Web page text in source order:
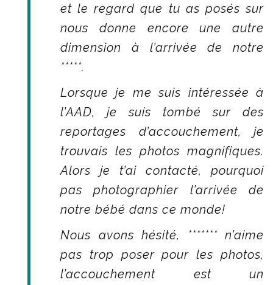
et le regard que tu as posés sur
nous donne encore une autre
dimension à l’arrivée de notre
*****.
Lorsque je me suis intéressée à
l’AAD, je suis tombé sur des
reportages d’accouchement, je
trouvais les photos magnifiques.
Alors je t’ai contacté, pourquoi
pas photographier l’arrivée de
notre bébé dans ce monde!
Nous avons hésité, ******* n’aime
pas trop poser pour les photos,
l’accouchement est un